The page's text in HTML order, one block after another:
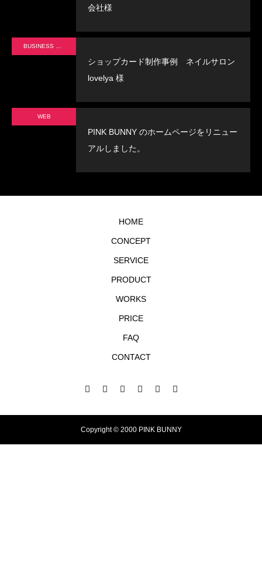
会社様
BUSINESS CARD
ショップカード制作事例 ネイルサロン
lovelya 様
WEB
PINK BUNNY のホームページをリニュー
アルしました。
HOME
CONCEPT
SERVICE
PRODUCT
WORKS
PRICE
FAQ
CONTACT
Copyright © 2000 PINK BUNNY